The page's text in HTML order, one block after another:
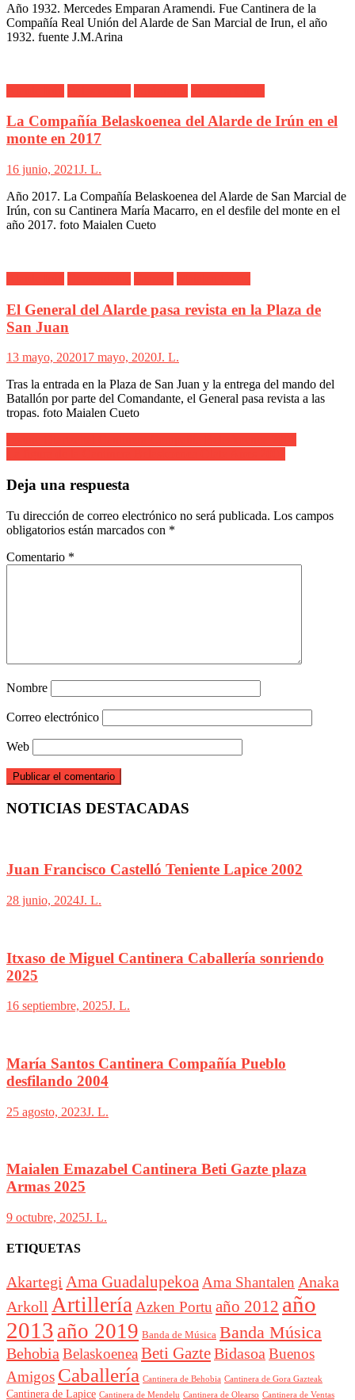
Año 1932. Mercedes Emparan Aramendi. Fue Cantinera de la
Compañía Real Unión del Alarde de San Marcial de Irun, el año
1932. fuente J.M.Arina
La Compañía Belaskoenea del Alarde de Irún en el
monte en 2017
16 junio, 2021J. L.
Año 2017. La Compañía Belaskoenea del Alarde de San Marcial de
Irún, con su Cantinera María Macarro, en el desfile del monte en el
año 2017. foto Maialen Cueto
El General del Alarde pasa revista en la Plaza de
San Juan
13 mayo, 202017 mayo, 2020J. L.
Tras la entrada en la Plaza de San Juan y la entrega del mando del
Batallón por parte del Comandante, el General pasa revista a las
tropas. foto Maialen Cueto
Navegación
de
entradas
Deja una respuesta
Tu dirección de correo electrónico no será publicada. Los campos
obligatorios están marcados con *
Comentario *
Nombre
Correo electrónico
Web
NOTICIAS DESTACADAS
Juan Francisco Castelló Teniente Lapice 2002
28 junio, 2024J. L.
Itxaso de Miguel Cantinera Caballería sonriendo
2025
16 septiembre, 2025J. L.
María Santos Cantinera Compañía Pueblo
desfilando 2004
25 agosto, 2023J. L.
Maialen Emazabel Cantinera Beti Gazte plaza
Armas 2025
9 octubre, 2025J. L.
ETIQUETAS
Akartegi Ama Guadalupekoa Ama Shantalen Anaka
Arkoll Artillería Azken Portu año 2012 año
2013 año 2019 Banda de Música Banda Música
Behobia Belaskoenea Beti GazteBidasoa Buenos
Amigos Caballería Cantinera de Behobia Cantinera de Gora Gazteak
Cantinera de Lapice Cantinera de Mendelu Cantinera de Olearso Cantinera de Ventas